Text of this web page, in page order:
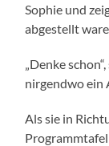
Sophie und
abgestellt
„Denke
nirgendwo ein
Als sie in